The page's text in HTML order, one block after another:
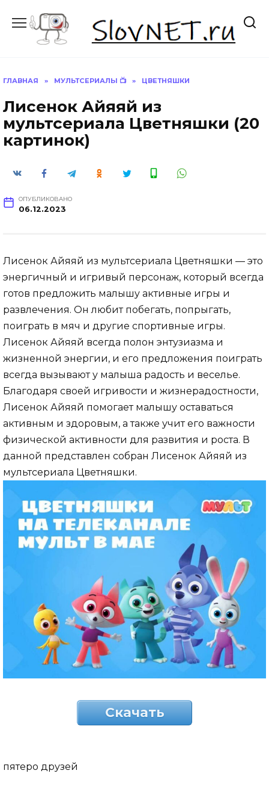
содержанию
ГЛАВНАЯ » МУЛЬТСЕРИАЛЫ 📺 » ЦВЕТНЯШКИ
Лисенок Айяяй из
мультсериала Цветняшки (20
картинок)
ОПУБЛИКОВАНО
06.12.2023
Лисенок Айяяй из мультсериала Цветняшки — это
энергичный и игривый персонаж, который всегда
готов предложить малышу активные игры и
развлечения. Он любит побегать, попрыгать,
поиграть в мяч и другие спортивные игры.
Лисенок Айяяй всегда полон энтузиазма и
жизненной энергии, и его предложения поиграть
всегда вызывают у малыша радость и веселье.
Благодаря своей игривости и жизнерадостности,
Лисенок Айяяй помогает малышу оставаться
активным и здоровым, а также учит его важности
физической активности для развития и роста. В
данной представлен собран Лисенок Айяяй из
мультсериала Цветняшки.
Скачать
пятеро друзей